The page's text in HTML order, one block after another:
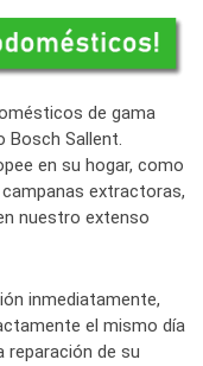
de gama
Bosch Sallent.
en su hogar, como
extractoras,
nuestro extenso
inmediatamente,
el mismo día
reparación de su